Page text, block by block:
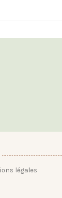
légales